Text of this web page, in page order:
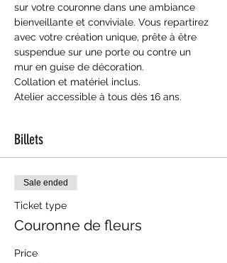
sur votre couronne dans une ambiance
bienveillante et conviviale. Vous repartirez
avec votre création unique, prête à être
suspendue sur une porte ou contre un
mur en guise de décoration.
Collation et matériel inclus.
Atelier accessible à tous dès 16 ans.
Billets
Sale ended
Ticket type
Couronne de fleurs
Price